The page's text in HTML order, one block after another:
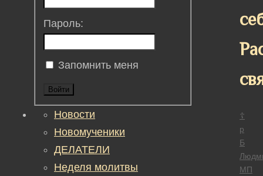
☦
р
Б
МП
Пароль:
Запомнить меня
Войти
Новости
Новомученики
ДЕЛАТЕЛИ
Неделя молитвы